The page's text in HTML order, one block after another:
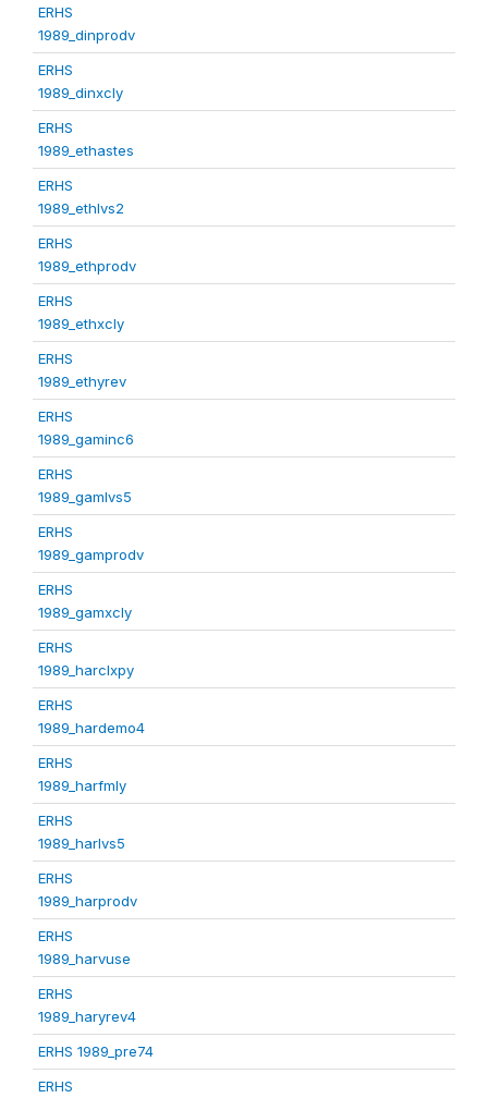
ERHS
1989_dinprodv
ERHS
1989_dinxcly
ERHS
1989_ethastes
ERHS
1989_ethlvs2
ERHS
1989_ethprodv
ERHS
1989_ethxcly
ERHS
1989_ethyrev
ERHS
1989_gaminc6
ERHS
1989_gamlvs5
ERHS
1989_gamprodv
ERHS
1989_gamxcly
ERHS
1989_harclxpy
ERHS
1989_hardemo4
ERHS
1989_harfmly
ERHS
1989_harlvs5
ERHS
1989_harprodv
ERHS
1989_harvuse
ERHS
1989_haryrev4
ERHS 1989_pre74
ERHS